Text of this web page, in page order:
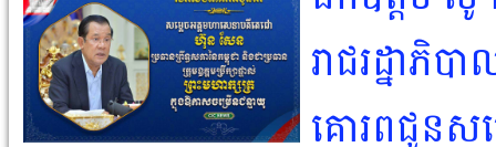
រាជរដ្នាភិ
គោរពជូនស